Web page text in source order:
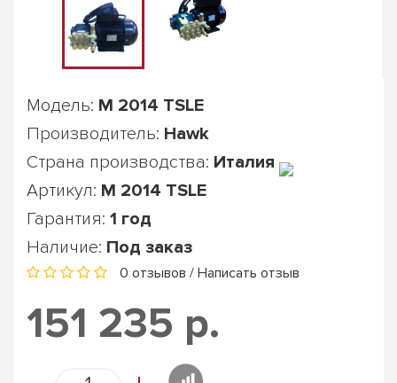
Модель: M 2014 TSLE
Производитель: Hawk
Страна производства: Италия
Артикул: M 2014 TSLE
Гарантия: 1 год
Наличие: Под заказ
0 отзывов / Написать отзыв
151 235 р.